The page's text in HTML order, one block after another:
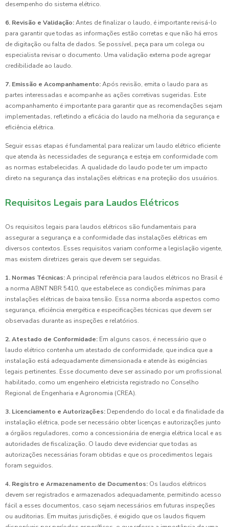
desempenho do sistema elétrico.
6. Revisão e Validação:Antes de finalizar o laudo, é importante revisá-lo
para garantir que todas as informações estão corretas e que não há erros
de digitação ou falta de dados. Se possível, peça para um colega ou
especialista revisar o documento. Uma validação externa pode agregar
credibilidade ao laudo.
7. Emissão e Acompanhamento:Após revisão, emita o laudo para as
partes interessadas e acompanhe as ações corretivas sugeridas. Este
acompanhamento é importante para garantir que as recomendações sejam
implementadas, refletindo a eficácia do laudo na melhoria da segurança e
eficiência elétrica.
Seguir essas etapas é fundamental para realizar um laudo elétrico eficiente
que atenda às necessidades de segurança e esteja em conformidade com
as normas estabelecidas. A qualidade do laudo pode ter um impacto
direto na segurança das instalações elétricas e na proteção dos usuários.
Requisitos Legais para Laudos Elétricos
Os requisitos legais para laudos elétricos são fundamentais para
assegurar a segurança e a conformidade das instalações elétricas em
diversos contextos. Esses requisitos variam conforme a legislação vigente,
mas existem diretrizes gerais que devem ser seguidas.
1. Normas Técnicas:A principal referência para laudos elétricos no Brasil é
a norma ABNT NBR 5410, que estabelece as condições mínimas para
instalações elétricas de baixa tensão. Essa norma aborda aspectos como
segurança, eficiência energética e especificações técnicas que devem ser
observadas durante as inspeções e relatórios.
2. Atestado de Conformidade: Em alguns casos, é necessário que o
laudo elétrico contenha um atestado de conformidade, que indica que a
instalação está adequadamente dimensionada e atende às exigências
legais pertinentes. Esse documento deve ser assinado por um profissional
habilitado, como um engenheiro eletricista registrado no Conselho
Regional de Engenharia e Agronomia (CREA).
3. Licenciamento e Autorizações: Dependendo do local e da finalidade da
instalação elétrica, pode ser necessário obter licenças e autorizações junto
a órgãos reguladores, como a concessionária de energia elétrica local e as
autoridades de fiscalização. O laudo deve evidenciar que todas as
autorizações necessárias foram obtidas e que os procedimentos legais
foram seguidos.
4. Registro e Armazenamento de Documentos: Os laudos elétricos
devem ser registrados e armazenados adequadamente, permitindo acesso
fácil a esses documentos, caso sejam necessários em futuras inspeções
ou auditorias. Em muitas jurisdições, é exigido que os laudos fiquem